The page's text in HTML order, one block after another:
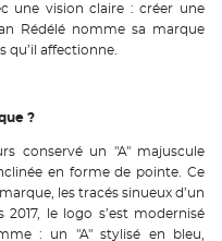
une vision claire : créer une
Rédélé nomme sa marque
qu’il affectionne.
?
conservé un "A" majuscule
en forme de pointe. Ce
les tracés sinueux d’un
le logo s’est modernisé
: un "A" stylisé en bleu,